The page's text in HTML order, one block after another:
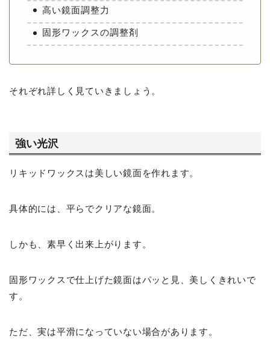
高い鏡面調整力
固形ワックスの調整剤
それぞれ詳しく見ていきましょう。
強い光沢
リキッドワックスは美しい鏡面を作れます。
具体的には、平らでクリアな鏡面。
しかも、素早く出来上がります。
固形ワックスで仕上げた鏡面はパッと見、美しくきれいで
す。
ただ、実は平滑になっていない場合があります。